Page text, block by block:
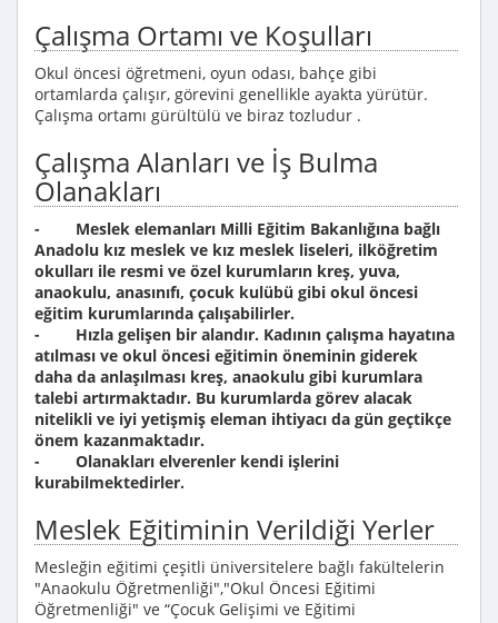
Çalışma Ortamı ve Koşulları
Okul öncesi öğretmeni, oyun odası, bahçe gibi
ortamlarda çalışır, görevini genellikle ayakta yürütür.
Çalışma ortamı gürültülü ve biraz tozludur .
Çalışma Alanları ve İş Bulma
Olanakları
- Meslek elemanları Milli Eğitim Bakanlığına bağlı
Anadolu kız meslek ve kız meslek liseleri, ilköğretim
okulları ile resmi ve özel kurumların kreş, yuva,
anaokulu, anasınıfı, çocuk kulübü gibi okul öncesi
eğitim kurumlarında çalışabilirler.
- Hızla gelişen bir alandır. Kadının çalışma hayatına
atılması ve okul öncesi eğitimin öneminin giderek
daha da anlaşılması kreş, anaokulu gibi kurumlara
talebi artırmaktadır. Bu kurumlarda görev alacak
nitelikli ve iyi yetişmiş eleman ihtiyacı da gün geçtikçe
önem kazanmaktadır.
- Olanakları elverenler kendi işlerini
kurabilmektedirler.
Meslek Eğitiminin Verildiği Yerler
Mesleğin eğitimi çeşitli üniversitelere bağlı fakültelerin
"Anaokulu Öğretmenliği","Okul Öncesi Eğitimi
Öğretmenliği" ve “Çocuk Gelişimi ve Eğitimi